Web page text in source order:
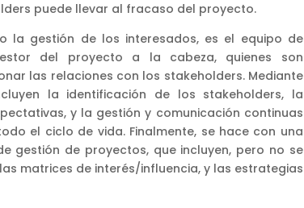
puede llevar al fracaso del proyecto.
la gestión de los interesados, es el equipo de
del proyecto a la cabeza, quienes son
las relaciones con los stakeholders. Mediante
la identificación de los stakeholders, la
y la gestión y comunicación continuas
el ciclo de vida. Finalmente, se hace con una
gestión de proyectos, que incluyen, pero no se
matrices de interés/influencia, y las estrategias